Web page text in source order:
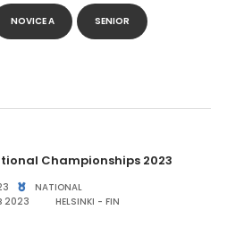
NOVICE A SENIOR
Championships 2023
NATIONAL
2023
HELSINKI - FIN